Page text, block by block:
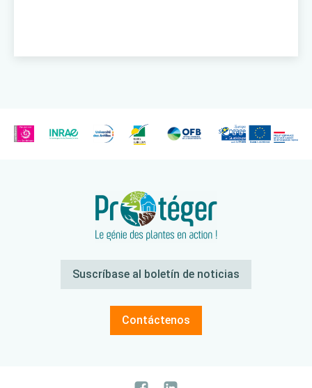
Suscríbase al boletín de noticias
Contáctenos